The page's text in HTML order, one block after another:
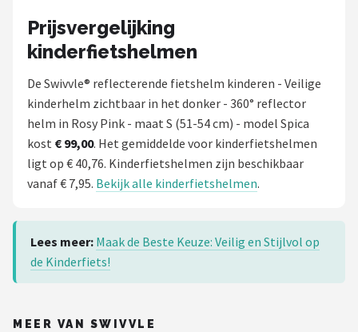
Prijsvergelijking
kinderfietshelmen
De Swivvle® reflecterende fietshelm kinderen - Veilige
kinderhelm zichtbaar in het donker - 360° reflector
helm in Rosy Pink - maat S (51-54 cm) - model Spica
kost € 99,00. Het gemiddelde voor kinderfietshelmen
ligt op € 40,76. Kinderfietshelmen zijn beschikbaar
vanaf € 7,95. Bekijk alle kinderfietshelmen.
Lees meer: Maak de Beste Keuze: Veilig en Stijlvol op
de Kinderfiets!
MEER VAN SWIVVLE